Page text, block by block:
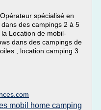
spécialisé en
des campings 2 à 5
Location de mobil-
dans des campings de
, location camping 3
mobil home camping